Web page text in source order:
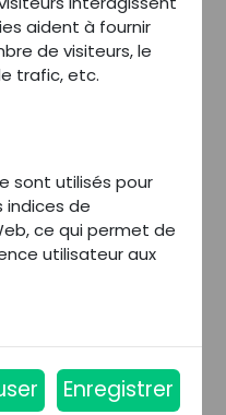
(59)
1 600 000
€/an
(59)
1 300 000
€/an
1 230 000
€/an
aident à fournir
de visiteurs, le
trafic, etc.
sont utilisés pour
indices de
ce qui permet de
utilisateur aux